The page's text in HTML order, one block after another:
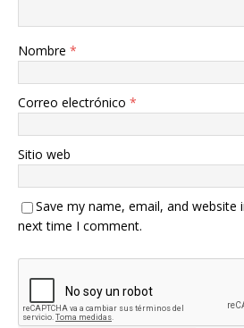
Nombre *
Correo electrónico *
Sitio web
Save my name, email, and
next time I comment.